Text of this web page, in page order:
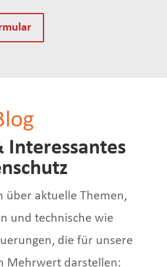
Interessantes
über aktuelle Themen,
und technische wie
die für unsere
Mehrwert darstellen: